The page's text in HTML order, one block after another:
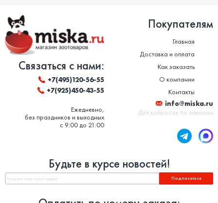
Связаться с нами:
+7(495)120-56-55
+7(925)450-43-55
Ежедневно,
без праздников и выходных
с 9:00 до 21:00
Покупателям
Главная
Доставка и оплата
Как заказать
О компании
Контакты
info@miska.ru
Для вопросов по заказам
Будьте в курсе новостей!
Подписаться